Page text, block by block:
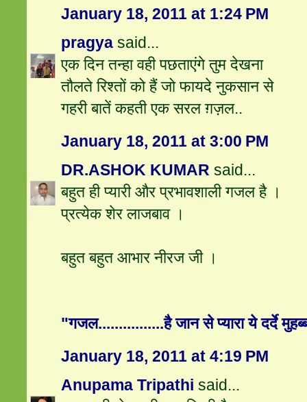
January 18, 2011 at 1:24 PM
pragya said...
एक दिन तन्हा वही पछताएंगे तुम देखना
तौलते रिश्‍तों को हैं जो फायदे नुकसान से
गहरी बातें कहती एक सरल ग़ज़ल..
January 18, 2011 at 3:00 PM
DR.ASHOK KUMAR said...
बहुत ही प्यारी और प्रभावशाली गजल है ।
प्रत्येक शेर लाजबाव ।
बहुत बहुत आभार नीरज जी ।
"गजल................है जान से प्यारा ये दर्दे
January 18, 2011 at 4:19 PM
Anupama Tripathi said...